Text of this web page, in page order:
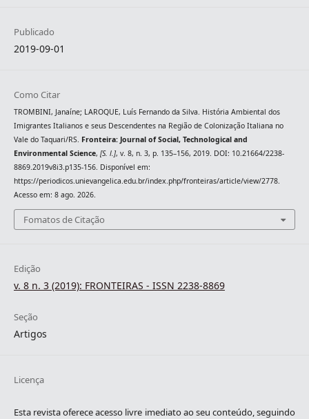
Publicado
2019-09-01
Como Citar
TROMBINI, Janaíne; LAROQUE, Luís Fernando da Silva. História Ambiental dos
Imigrantes Italianos e seus Descendentes na Região de Colonização Italiana no
Vale do Taquari/RS. Fronteira: Journal of Social, Technological and
Environmental Science, [S. l.], v. 8, n. 3, p. 135–156, 2019. DOI: 10.21664/2238-
8869.2019v8i3.p135-156. Disponível em:
https://periodicos.unievangelica.edu.br/index.php/fronteiras/article/view/2778.
Acesso em: 8 ago. 2026.
Fomatos de Citação
Edição
v. 8 n. 3 (2019): FRONTEIRAS - ISSN 2238-8869
Seção
Artigos
Licença
Esta revista oferece acesso livre imediato ao seu conteúdo, seguindo